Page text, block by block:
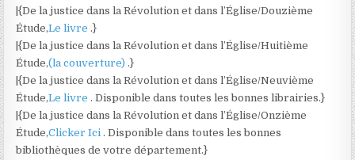
|{De la justice dans la Révolution et dans l’Église/Douzième
Étude,Le livre .}
|{De la justice dans la Révolution et dans l’Église/Huitième
Étude,(la couverture) .}
|{De la justice dans la Révolution et dans l’Église/Neuvième
Étude,Le livre . Disponible dans toutes les bonnes librairies.}
|{De la justice dans la Révolution et dans l’Église/Onzième
Étude,Clicker Ici . Disponible dans toutes les bonnes
bibliothèques de votre département.}